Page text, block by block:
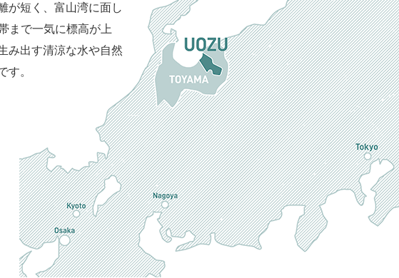
が短く、富山湾に面し
まで一気に標高が上
み出す清涼な水や自然
す。